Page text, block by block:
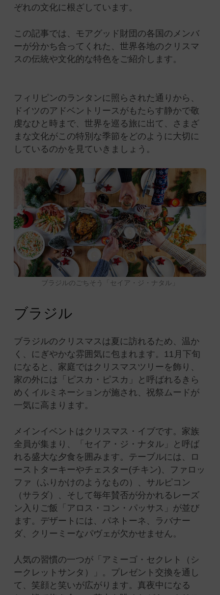
ぞれの文化に根ざしています。
この記事では、モアグッド財団の各国のメンバ
ーが分かち合ってくれた、世界各地のクリスマ
スの伝統や文化的な特色をご紹介します。
フィリピンのランタンに照らされた通りから、
ドイツのアドベントリースがもたらす静かで敬
虔なひと時まで、世界を巡る旅に出て、さまざ
まな文化がこの特別な季節をどのように大切に
しているのかを見ていきましょう。
ブラジルのごちそう「セイア・ジ・ナタル」
ブラジル
ブラジルのクリスマスは夏に訪れるため、温か
く、にぎやかな雰囲気に包まれます。11月下旬
になると、家庭ではクリスマスツリーを飾り、
家の外には「ピスカ・ピスカ」と呼ばれるきら
めくイルミネーションが施され、祝祭ムードが
一気に高まります。
メインイベントはクリスマス・イブです。家族
全員が集まり、「セイア・ジ・ナタル」と呼ば
れる盛大な夕食を囲みます。テーブルには、ロ
ーストターキーやチェスター(チキン)、ファロッ
ファ（ふりかけのようなもの）、サルピコン
（サラダ）、そして毎年賛否が分かれるレーズ
ン入りご飯「アロス・コン・パッサス」が並び
ます。デザートには、パネトーネ、ラバナー
ダ、クリーミーなパヴェが欠かせません。
人気の習慣の一つが「アミーゴ・セクレト（シ
ークレットサンタ）」。プレゼント交換を通し
て、笑顔と笑いが広がります。真夜中になる